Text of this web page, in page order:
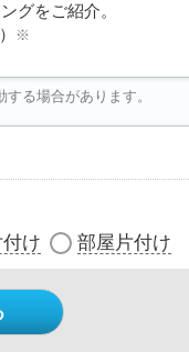
グをご紹介。
※
る場合があります。
け 部屋片付け